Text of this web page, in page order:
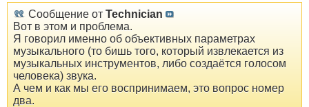
Сообщение от Technician
Вот в этом и проблема.
Я говорил именно об объективных параметрах
музыкального (то бишь того, который извлекается из
музыкальных инструментов, либо создаётся голосом
человека) звука.
А чем и как мы его воспринимаем, это вопрос номер
два.